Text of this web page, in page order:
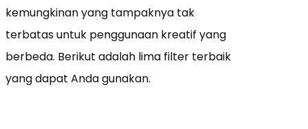
kemungkinan yang tampaknya tak
terbatas untuk penggunaan kreatif yang
berbeda. Berikut adalah lima filter terbaik
yang dapat Anda gunakan.